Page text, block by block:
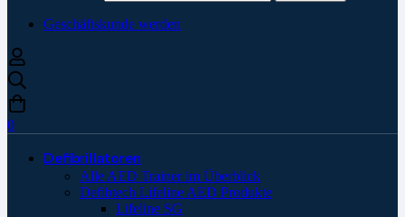
Geschäftskunde werden
0
Defibrillatoren
Alle AED Trainer im Überblick
Defibtech Lifeline AED Produkte
Lifeline SG